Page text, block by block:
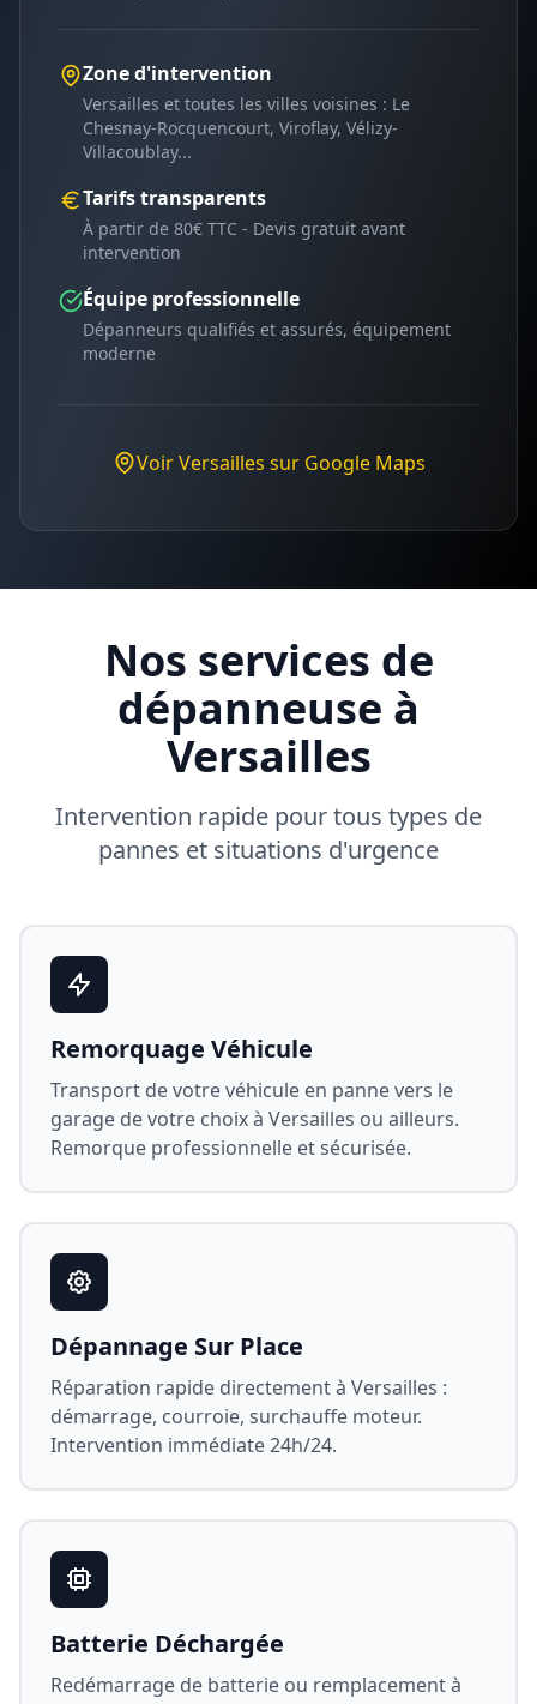
Zone d'intervention
Versailles et toutes les villes voisines : Le
Chesnay-Rocquencourt, Viroflay, Vélizy-
Villacoublay...
Tarifs transparents
À partir de 80€ TTC - Devis gratuit avant
intervention
Équipe professionnelle
Dépanneurs qualifiés et assurés, équipement
moderne
VoirVersailles sur Google Maps
Nos services de
dépanneuse à
Versailles
Intervention rapide pour tous types de
pannes et situations d'urgence
Remorquage Véhicule
Transport de votre véhicule en panne vers le
garage de votre choix à Versailles ou ailleurs.
Remorque professionnelle et sécurisée.
Dépannage Sur Place
Réparation rapide directement à Versailles :
démarrage, courroie, surchauffe moteur.
Intervention immédiate 24h/24.
Batterie Déchargée
Redémarrage de batterie ou remplacement à